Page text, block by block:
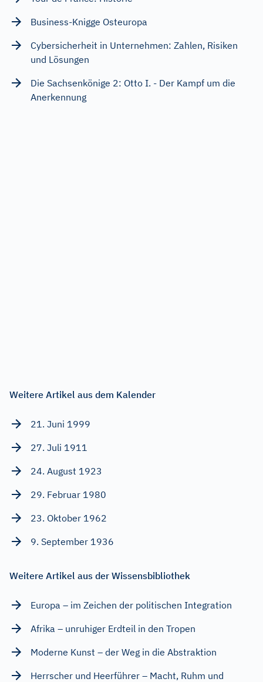
Business-Knigge Osteuropa
Cybersicherheit in Unternehmen: Zahlen, Risiken
und Lösungen
Die Sachsenkönige 2: Otto I. - Der Kampf um die
Anerkennung
Weitere Artikel aus dem Kalender
21. Juni 1999
27. Juli 1911
24. August 1923
29. Februar 1980
23. Oktober 1962
9. September 1936
Weitere Artikel aus der Wissensbibliothek
Europa – im Zeichen der politischen Integration
Afrika – unruhiger Erdteil in den Tropen
Moderne Kunst – der Weg in die Abstraktion
Herrscher und Heerführer – Macht, Ruhm und